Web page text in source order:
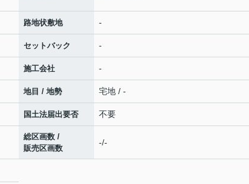
路地状敷地 -
セットバック -
施工会社 -
地目 / 地勢 宅地 / -
国土法届出要否 不要
総区画数 /
販売区画数
-/-